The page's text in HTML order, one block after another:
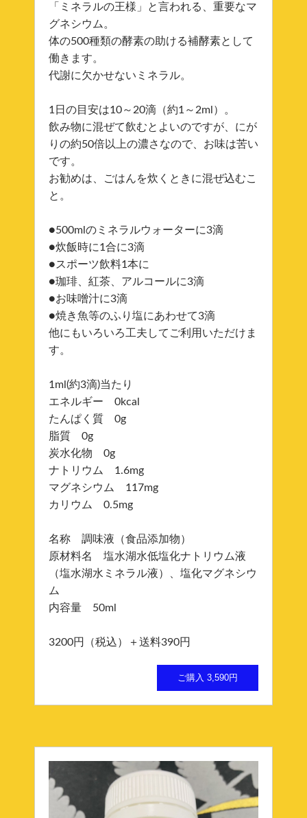
「ミネラルの王様」と言われる、重要なマ
グネシウム。
体の500種類の酵素の助ける補酵素として
働きます。
代謝に欠かせないミネラル。
1日の目安は10～20滴（約1～2ml）。
飲み物に混ぜて飲むとよいのですが、にが
りの約50倍以上の濃さなので、お味は苦い
です。
お勧めは、ごはんを炊くときに混ぜ込むこ
と。
●500mlのミネラルウォーターに3滴
●炊飯時に1合に3滴
●スポーツ飲料1本に
●珈琲、紅茶、アルコールに3滴
●お味噌汁に3滴
●焼き魚等のふり塩にあわせて3滴
他にもいろいろ工夫してご利用いただけま
す。
1ml(約3滴)当たり
エネルギー 0kcal
たんぱく質 0g
脂質 0g
炭水化物 0g
ナトリウム 1.6mg
マグネシウム 117mg
カリウム 0.5mg
名称 調味液（食品添加物）
原材料名 塩水湖水低塩化ナトリウム液
（塩水湖水ミネラル液）、塩化マグネシウ
ム
内容量 50ml
3200円（税込）＋送料390円
ご購入 3,590円